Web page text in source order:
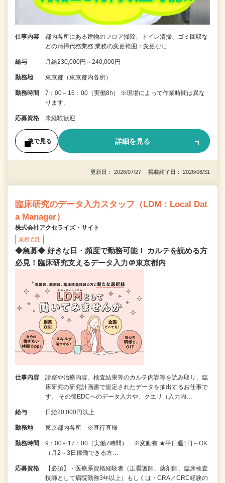
仕事内容
都内各所にある建物のフロア掃除、トイレ清掃、ゴミ回収な
どの清掃代務業務 業務の変更範囲：変更なし
給与 月給230,000円～240,000円
勤務地 東京都（東京都内各所）
勤務時間
7：00～16：00（実働8h） ※現場によって作業時間は異な
ります。
応募資格 未経験歓迎
後で見る 詳細を見る
更新日： 2026/07/27 掲載終了日： 2026/08/31
臨床研究のデータ入力スタッフ（LDM：Local Dat
a Manager）
株式会社アクセライズ・サイト
業務委託
◆急募◆ 好きな日・頻度で勤務可能！ カルテを読める方
必見！臨床研究支えるデータ入力＠東京都内
仕事内容
診察や治療内容、検査結果等のカルテ内容等を読み取り、臨
床研究の研究計画書で規定されたデータを抽出するお仕事で
す。 その後EDCへのデータ入力や、クエリ（入力内…
給与 日給20,000円以上
勤務地 東京都内各所 ※直行直帰
勤務時間
9：00～17：00（実働7時間） ※変動有 ★平日週1日～OK
（月2～3日稼働できる方…
応募資格
【必須】・医療系資格経験者（正看護師、薬剤師、臨床検査
技師として病院勤務3年以上）もしくは・CRA／CRC経験の